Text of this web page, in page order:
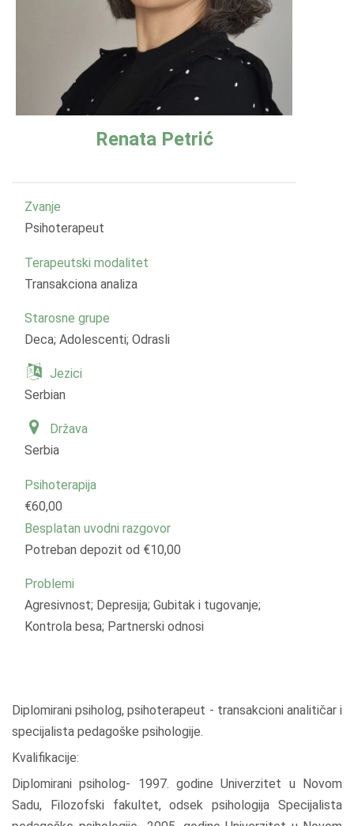
Renata Petrić
Zvanje
Psihoterapeut
Terapeutski modalitet
Transakciona analiza
Starosne grupe
Deca; Adolescenti; Odrasli
Jezici
Serbian
Država
Serbia
Psihoterapija
€60,00
Besplatan uvodni razgovor
Potreban depozit od €10,00
Problemi
Agresivnost; Depresija; Gubitak i tugovanje;
Kontrola besa; Partnerski odnosi
Diplomirani psiholog, psihoterapeut - transakcioni analitičar i
specijalista pedagoške psihologije.
Kvalifikacije:
Diplomirani psiholog- 1997. godine Univerzitet u Novom
Sadu, Filozofski fakultet, odsek psihologija Specijalista